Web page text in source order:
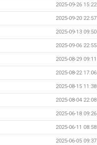
2025-09-26 15:22
2025-09-20 22:57
2025-09-13 09:50
2025-09-06 22:55
2025-08-29 09:11
2025-08-22 17:06
2025-08-15 11:38
2025-08-04 22:08
2025-06-18 09:26
2025-06-11 08:58
2025-06-05 09:37